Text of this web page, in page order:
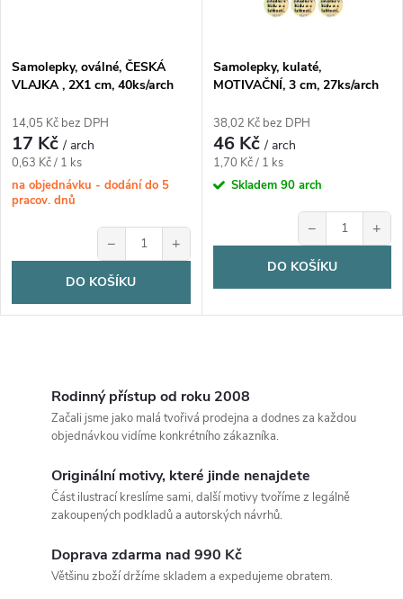
o
d
u
k
t
ů
o
d
u
k
t
ů
Samolepky, oválné, ČESKÁ
VLAJKA , 2X1 cm, 40ks/arch
14,05 Kč bez DPH
17 Kč/ arch
Měrná
cena:
0,63 Kč / 1 ks
na objednávku - dodání do 5
pracov. dnů
− +
DO KOŠÍKU
Samolepky, kulaté,
MOTIVAČNÍ, 3 cm, 27ks/arch
38,02 Kč bez DPH
46 Kč/ arch
Měrná
cena:
1,70 Kč / 1 ks
Skladem 90 arch
− +
DO KOŠÍKU
Rodinný přístup od roku 2008
Začali jsme jako malá tvořivá prodejna a dodnes za každou
objednávkou vidíme konkrétního zákazníka.
Originální motivy, které jinde nenajdete
Část ilustrací kreslíme sami, další motivy tvoříme z legálně
zakoupených podkladů a autorských návrhů.
Doprava zdarma nad 990 Kč
Většinu zboží držíme skladem a expedujeme obratem.